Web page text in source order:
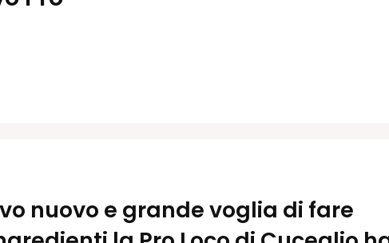
nuovo e grande voglia di fare